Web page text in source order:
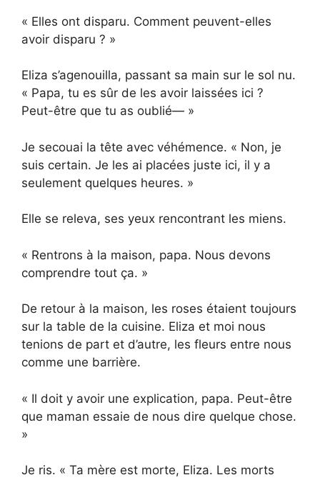
« Elles ont disparu. Comment peuvent-elles
avoir disparu ? »
Eliza s’agenouilla, passant sa main sur le sol nu.
« Papa, tu es sûr de les avoir laissées ici ?
Peut-être que tu as oublié— »
Je secouai la tête avec véhémence. « Non, je
suis certain. Je les ai placées juste ici, il y a
seulement quelques heures. »
Elle se releva, ses yeux rencontrant les miens.
« Rentrons à la maison, papa. Nous devons
comprendre tout ça. »
De retour à la maison, les roses étaient toujours
sur la table de la cuisine. Eliza et moi nous
tenions de part et d’autre, les fleurs entre nous
comme une barrière.
« Il doit y avoir une explication, papa. Peut-être
que maman essaie de nous dire quelque chose.
»
Je ris. « Ta mère est morte, Eliza. Les morts